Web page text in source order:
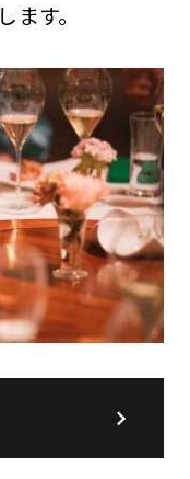
ます。